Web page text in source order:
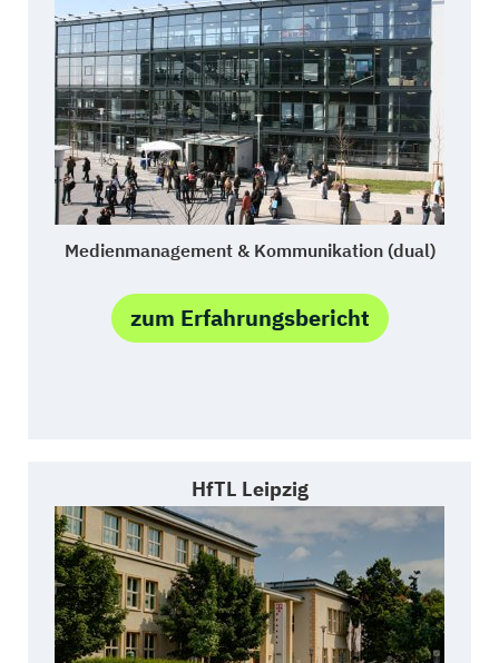
Medienmanagement & Kommunikation (dual)
zum Erfahrungsbericht
HfTL Leipzig